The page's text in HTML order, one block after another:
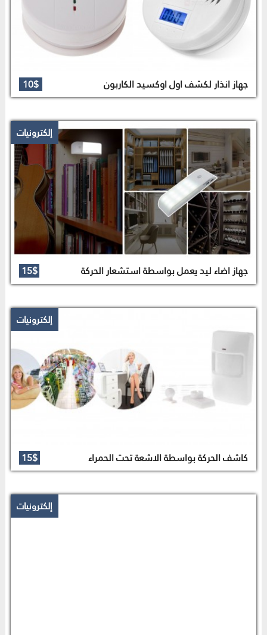
جهاز انذار لكشف اول اوكسيد الكاربون 10$
إلكترونيات
جهاز اضاء ليد يعمل بواسطة استشعار الحركة 15$
إلكترونيات
كاشف الحركة بواسطة الاشعة تحت الحمراء 15$
إلكترونيات